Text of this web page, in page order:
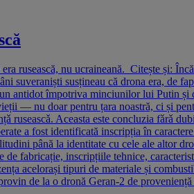
rusească, nu ucraineană. Citește și:
suveraniști susțineau că drona era, de
antidot împotriva minciunilor lui Putin și
— nu doar pentru țara noastră, ci și
ruseascǎ. Aceasta este concluzia fǎrǎ
a fost identificată inscripția în
până la identitate cu cele ale altor
de fabricație, inscripțiile tehnice,
acelorași tipuri de materiale și
de la o dronă Geran-2 de proveniență